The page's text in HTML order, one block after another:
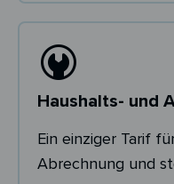
Haushalts- und
Ein einziger Tarif
Abrechnung und